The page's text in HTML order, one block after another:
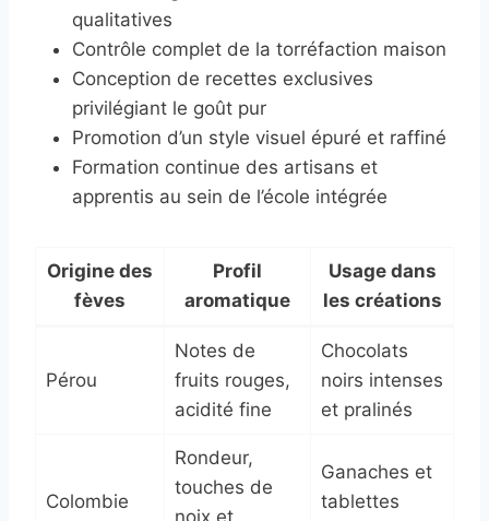
qualitatives
Contrôle complet de la torréfaction maison
Conception de recettes exclusives
privilégiant le goût pur
Promotion d’un style visuel épuré et raffiné
Formation continue des artisans et
apprentis au sein de l’école intégrée
Origine des
fèves
Profil
aromatique
Usage dans
les créations
Pérou
Notes de
fruits rouges,
acidité fine
Chocolats
noirs intenses
et pralinés
Colombie
Rondeur,
touches de
noix et
Ganaches et
tablettes